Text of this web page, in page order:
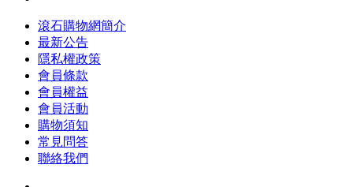
滾石購物網簡介
最新公告
隱私權政策
會員條款
會員權益
會員活動
購物須知
常見問答
聯絡我們